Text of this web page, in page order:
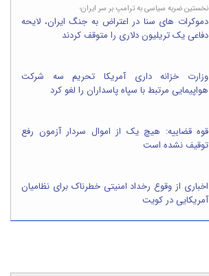
نخستین ضربه سیاسی به ترامپ بر سر ایران؛
دموکرات های سنا در اعتراض به جنگ ایران، لایحه
دفاعی یک تریلیون دلاری را متوقف کردند
وزارت خزانه داری آمریکا تحریم سه شرکت
هواپیمایی مرتبط با سپاه پاسداران را لغو کرد
قوه قضاییه: هیچ یک از اموال سردار آزمون رفع
توقیف نشده است
اخباری از وقوع رخداد امنیتی خطرناک برای نظامیان
آمریکایی در کویت